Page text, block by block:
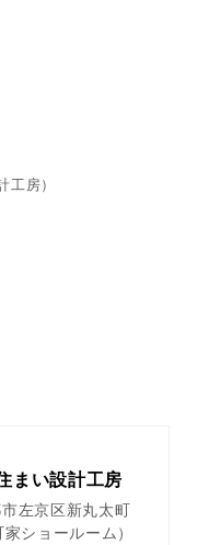
工房）
まい設計工房
左京区新丸太町
ショールーム）